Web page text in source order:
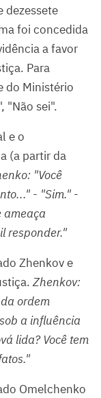
dezessete
foi concedida
a favor
Para
do Ministério
"Não sei".
e o
(a partir da
"Você
- "Sim." -
ameaça
responder."
Zhenkov e
Zhenkov:
ordem
a influência
lida? Você tem
Omelchenko